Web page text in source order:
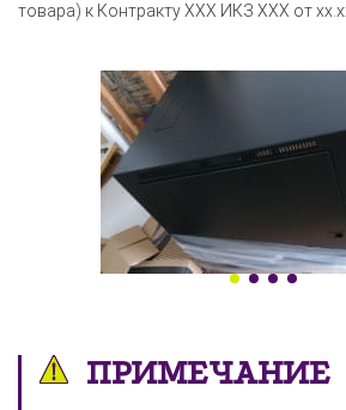
товара) к Контракту XXX ИКЗ XXX от
ПРИМЕЧАНИЕ